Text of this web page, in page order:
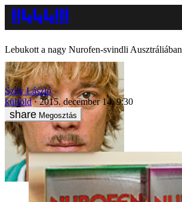
Lebukott a nagy Nurofen-svindli Ausztráliában
Szily László
külföld
2015. december 14. 9:30
Megosztás